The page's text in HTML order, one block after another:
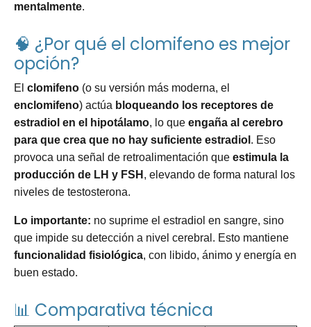
mentalmente.
🧠 ¿Por qué el clomifeno es mejor
opción?
El clomifeno (o su versión más moderna, el
enclomifeno) actúa bloqueando los receptores de
estradiol en el hipotálamo, lo que engaña al cerebro
para que crea que no hay suficiente estradiol . Eso
provoca una señal de retroalimentación que estimula la
producción de LH y FSH , elevando de forma natural los
niveles de testosterona.
Lo importante: no suprime el estradiol en sangre, sino
que impide su detección a nivel cerebral. Esto mantiene
funcionalidad fisiológica, con libido, ánimo y energía en
buen estado.
📊 Comparativa técnica